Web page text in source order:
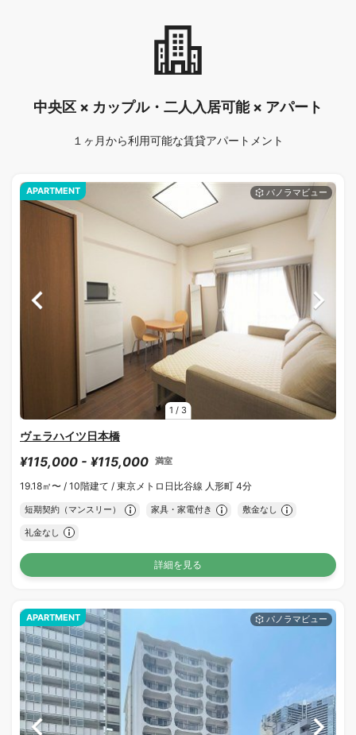
中央区 × カップル・二人入居可能 × アパート
１ヶ月から利用可能な賃貸アパートメント
1 / 3
APARTMENT
ヴェラハイツ日本橋
¥115,000 - ¥115,000 満室
19.18㎡〜 / 10階建て / 東京メトロ日比谷線 人形町 4分
短期契約（マンスリー） 家具・家電付き 敷金なし
礼金なし
詳細を見る
APARTMENT